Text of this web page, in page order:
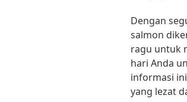
Dengan
salmon
ragu untuk
hari Anda
informasi
yang lezat